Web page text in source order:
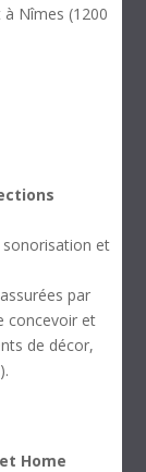
Nîmes (1200
sonorisation et
par
concevoir et
de décor,
Home